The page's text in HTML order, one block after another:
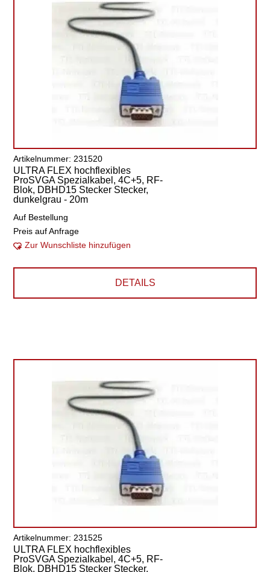
Artikelnummer: 231520
ULTRA FLEX hochflexibles
ProSVGA Spezialkabel, 4C+5, RF-
Blok, DBHD15 Stecker Stecker,
dunkelgrau - 20m
Auf Bestellung
Preis auf Anfrage
Zur Wunschliste hinzufügen
DETAILS
Artikelnummer: 231525
ULTRA FLEX hochflexibles
ProSVGA Spezialkabel, 4C+5, RF-
Blok, DBHD15 Stecker Stecker,